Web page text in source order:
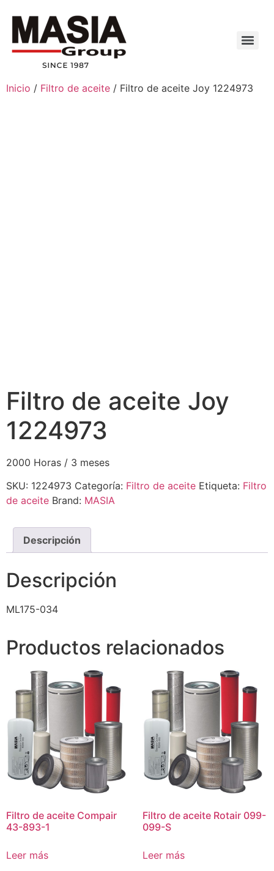
Inicio / Filtro de aceite / Filtro de aceite Joy 1224973
Filtro de aceite Joy
1224973
2000 Horas / 3 meses
SKU: 1224973 Categoría: Filtro de aceite Etiqueta: Filtro
de aceite Brand: MASIA
Descripción
Descripción
ML175-034
Productos relacionados
Filtro de aceite Compair
43-893-1
Leer más
Filtro de aceite Rotair 099-
099-S
Leer más